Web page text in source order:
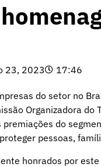
23, 2023 17:46
do setor no
Organizadora
do
pessoas,
honrados por